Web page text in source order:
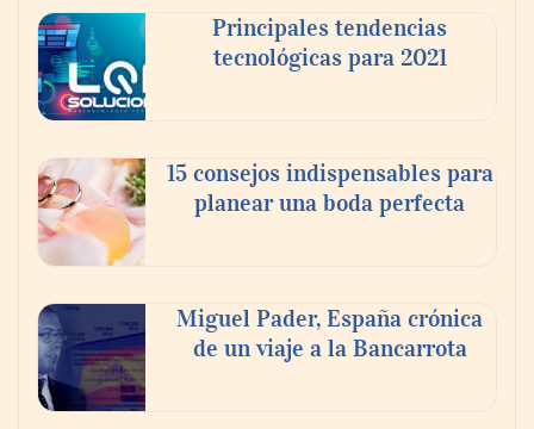
Toro Tapas inaugura su Raw Bar: una
experiencia desde mediodía hasta el
anochecer con cocina abierta
Principales tendencias
tecnológicas para 2021
15 consejos indispensables para
planear una boda perfecta
Miguel Pader, España crónica
de un viaje a la Bancarrota